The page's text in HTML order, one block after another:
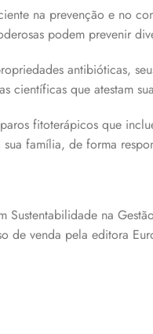
na prevenção e no
podem prevenir
antibióticas,
científicas que atestam
fitoterápicos que
família, de forma
Sustentabilidade na
de venda pela editora